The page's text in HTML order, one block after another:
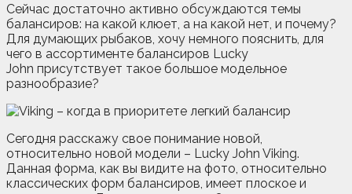
Сейчас достаточно активно обсуждаются темы
балансиров: на какой клюет, а на какой нет, и почему?
Для думающих рыбаков, хочу немного пояснить, для
чего в ассортименте балансиров Lucky
John присутствует такое большое модельное
разнообразие?
Сегодня расскажу свое понимание новой,
относительно новой модели – Lucky John Viking.
Данная форма, как вы видите на фото, относительно
классических форм балансиров, имеет плоское и